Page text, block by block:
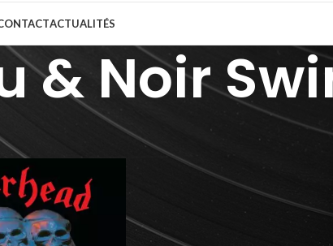
ACTUALITÉS
& Noir
du vinyle Bleu & Noir Swirl Afficher